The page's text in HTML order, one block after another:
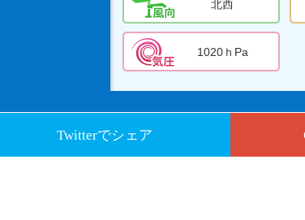
北西
1020ｈPa
Twitterでシェア